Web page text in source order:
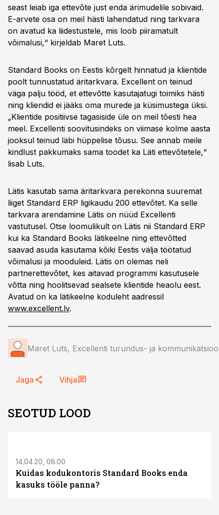
seast leiab iga ettevõte just enda ärimudelile sobivaid.
E-arvete osa on meil hästi lahendatud ning tarkvara
on avatud ka liidestustele, mis loob piiramatult
võimalusi,“ kirjeldab Maret Luts.
Standard Books on Eestis kõrgelt hinnatud ja klientide
poolt tunnustatud äritarkvara. Excellent on teinud
väga palju tööd, et ettevõtte kasutajatugi toimiks hästi
ning kliendid ei jääks oma murede ja küsimustega üksi.
„Klientide positiivse tagasiside üle on meil tõesti hea
meel. Excellenti soovitusindeks on viimase kolme aasta
jooksul teinud läbi hüppelise tõusu. See annab meile
kindlust pakkumaks sama toodet ka Läti ettevõtetele,“
lisab Luts.
Lätis kasutab sama äritarkvara perekonna suuremat
liiget Standard ERP ligikaudu 200 ettevõtet. Ka selle
tarkvara arendamine Lätis on nüüd Excellenti
vastutusel. Otse loomulikult on Lätis nii Standard ERP
kui ka Standard Books lätikeelne ning ettevõtted
saavad asuda kasutama kõiki Eestis välja töötatud
võimalusi ja mooduleid. Lätis on olemas neli
partnerettevõtet, kes aitavad programmi kasutusele
võtta ning hoolitsevad sealsete klientide heaolu eest.
Avatud on ka lätikeelne koduleht aadressil
www.excellent.lv.
Maret Luts, Excellenti turundus- ja
Jaga Vihja
SEOTUD LOOD
14.04.20, 08:00
Kuidas kodukontoris Standard Books enda
kasuks tööle panna?